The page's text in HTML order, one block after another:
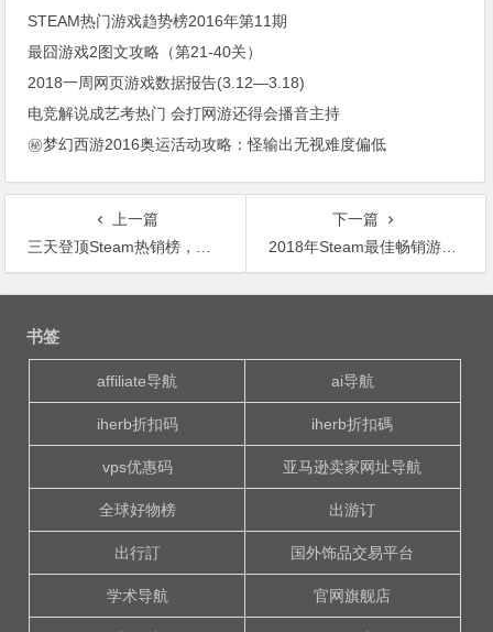
STEAM热门游戏趋势榜2016年第11期
最囧游戏2图文攻略（第21-40关）
2018一周网页游戏数据报告(3.12—3.18)
电竞解说成艺考热门 会打网游还得会播音主持
㊙梦幻西游2016奥运活动攻略：怪输出无视难度偏低
上一篇
三天登顶Steam热销榜，玩家在这款摔跤游戏里已经自创了超过2000名角色
下一篇
2018年Steam最佳畅销游戏大作Top9
文
书签
affiliate导航 ai导航
iherb折扣码 iherb折扣碼
vps优惠码 亚马逊卖家网址导航
全球好物榜 出游订
出行訂 国外饰品交易平台
学术导航 官网旗舰店